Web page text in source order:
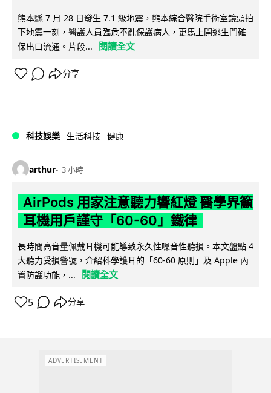
熊本縣 7 月 28 日發生 7.1 級地震，熊本綜合醫院手術室鏡頭拍
下地震一刻，醫護人員臨危不亂保護病人，更馬上開逃生門確
保出口流通。片段...
閱讀全文
分享
科技娛樂 生活科技 健康
arthur 3 小時
AirPods 用家注意聽力響紅燈 醫學界籲
耳機用戶謹守「60-60」鐵律
長時間高音量佩戴耳機可能導致永久性噪音性聽損。本文盤點 4
大聽力受損警號，介紹科學護耳的「60-60 原則」及 Apple 內
置防護功能，...
閱讀全文
5 分享
ADVERTISEMENT